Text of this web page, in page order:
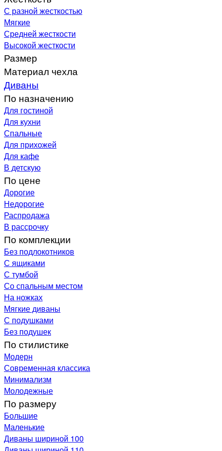
С разной жесткостью
Мягкие
Средней жесткости
Высокой жесткости
Размер
Материал чехла
Диваны
По назначению
Для гостиной
Для кухни
Спальные
Для прихожей
Для кафе
В детскую
По цене
Дорогие
Недорогие
Распродажа
В рассрочку
По комплекции
Без подлокотников
С ящиками
С тумбой
Со спальным местом
На ножках
Мягкие диваны
С подушками
Без подушек
По стилистике
Модерн
Современная классика
Минимализм
Молодежные
По размеру
Большие
Маленькие
Диваны шириной 100